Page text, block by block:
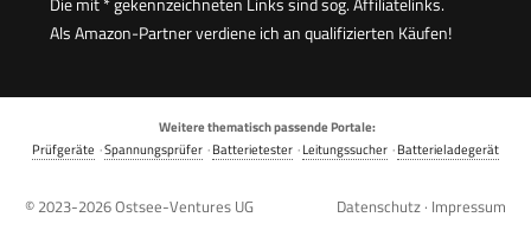
Als Amazon-Partner verdiene ich an qualifizierten Käufen!
Weitere thematisch passende Portale:
Prüfgeräte ·Spannungsprüfer ·Batterietester ·Leitungssucher ·Batterieladegerät
© 2023-2026Ostsee-Ventures UG Datenschutz · Impressum